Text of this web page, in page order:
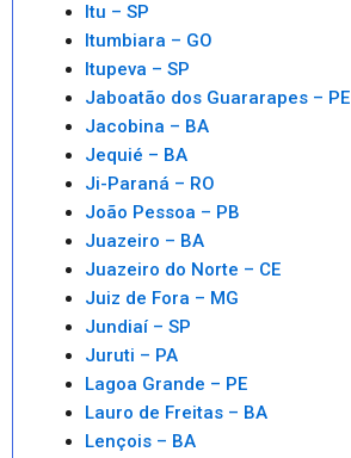
Itu – SP
Itumbiara – GO
Itupeva – SP
Jaboatão dos Guararapes – PE
Jacobina – BA
Jequié – BA
Ji-Paraná – RO
João Pessoa – PB
Juazeiro – BA
Juazeiro do Norte – CE
Juiz de Fora – MG
Jundiaí – SP
Juruti – PA
Lagoa Grande – PE
Lauro de Freitas – BA
Lençois – BA